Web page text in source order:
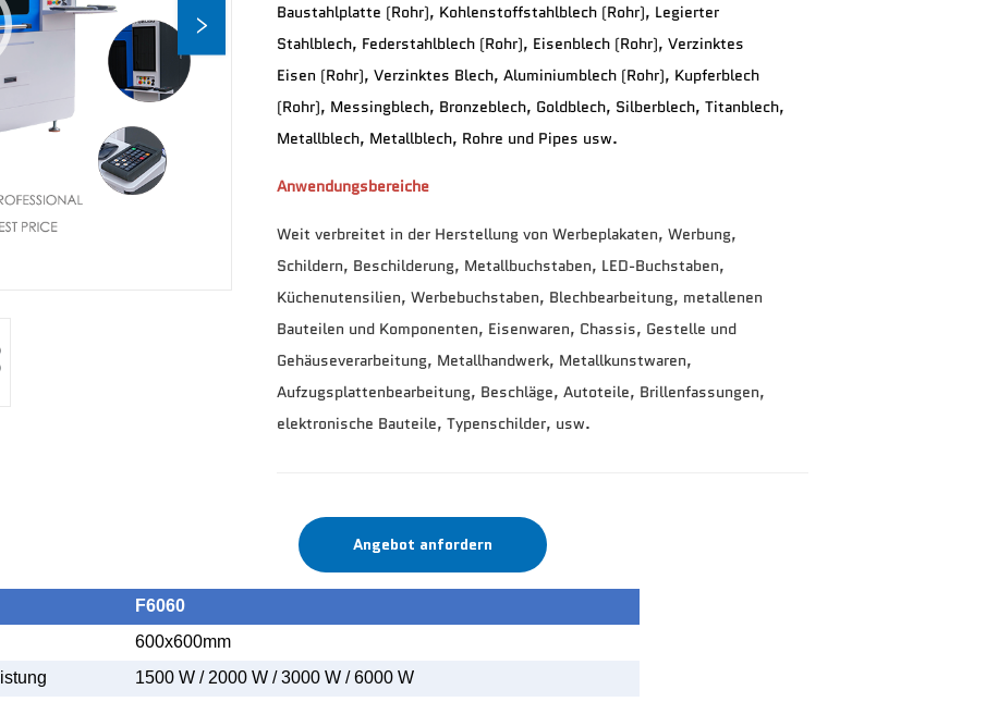
Baustahlplatte (Rohr), Kohlenstoffstahlblech (Rohr), Legierter
Stahlblech, Federstahlblech (Rohr), Eisenblech (Rohr), Verzinktes
Eisen (Rohr), Verzinktes Blech, Aluminiumblech (Rohr), Kupferblech
(Rohr), Messingblech, Bronzeblech, Goldblech, Silberblech, Titanblech,
Metallblech, Metallblech, Rohre und Pipes usw.
Anwendungsbereiche
Weit verbreitet in der Herstellung von Werbeplakaten, Werbung,
Schildern, Beschilderung, Metallbuchstaben, LED-Buchstaben,
Küchenutensilien, Werbebuchstaben, Blechbearbeitung, metallenen
Bauteilen und Komponenten, Eisenwaren, Chassis, Gestelle und
Gehäuseverarbeitung, Metallhandwerk, Metallkunstwaren,
Aufzugsplattenbearbeitung, Beschläge, Autoteile, Brillenfassungen,
elektronische Bauteile, Typenschilder, usw.
Angebot anfordern
F6060
600x600mm
1500 W / 2000 W / 3000 W / 6000 W